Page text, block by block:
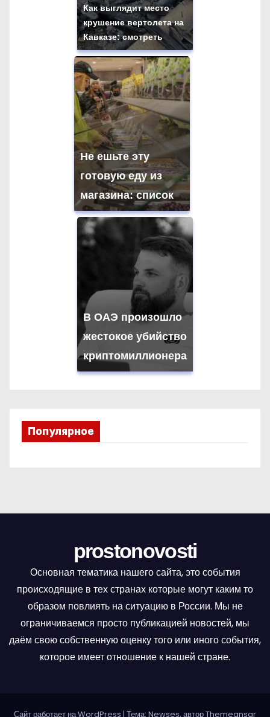
Как выглядит место
крушение вертолета на
Кавказе: смотреть
Не ешьте эту
готовую еду из
магазина: список
В ОАЭ произошло
жестокое убийство
криптомиллионера
Популярное
prostonovosti
Основная тематика нашего сайта, это события
происходящие в тех странах которые могут каким то
образом повлиять на ситуацию в России. Мы не
ограничиваемся просто публикацией новостей, мы
даём свою собственную оценку того или иного события,
которое имеет отношение к нашей стране.
Сайт работает на WordPress | Тема: Newses, авторThemeansar